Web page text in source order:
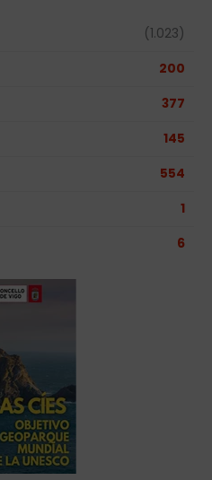
(1.023)
200
377
145
554
1
6